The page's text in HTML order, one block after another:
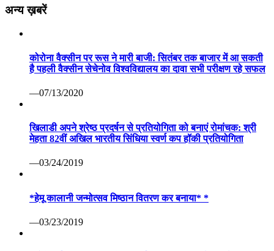
अन्य ख़बरें
कोरोना वैक्सीन पर रूस ने मारी बाजी: सितंबर तक बाजार में आ सकती
है पहली वैक्सीन सेचेनोव विश्वविद्यालय का दावा सभी परीक्षण रहे सफल
—07/13/2020
खिलाडी अपने श्रेष्ठ प्रदर्षन से प्रतियोगिता को बनाएं रोमांचक: श्री
मेहता 82वीं अखिल भारतीय सिंधिया स्वर्ण कप हॉकी प्रतियोगिता
—03/24/2019
*हेमू कालानी जन्मोत्सव मिष्ठान वितरण कर बनाया* *
—03/23/2019